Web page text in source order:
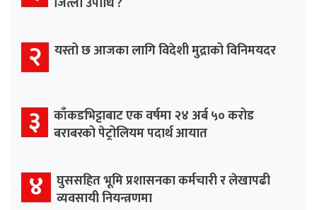
२ यस्तो छ आजका लागि विदेशी मुद्राको विनिमयदर
३ काँकडभिट्टाबाट एक वर्षमा २४ अर्ब ५० करोड
बराबरको पेट्रोलियम पदार्थ आयात
४ घुससहित भूमि प्रशासनका कर्मचारी र लेखापढी
व्यवसायी नियन्त्रणमा